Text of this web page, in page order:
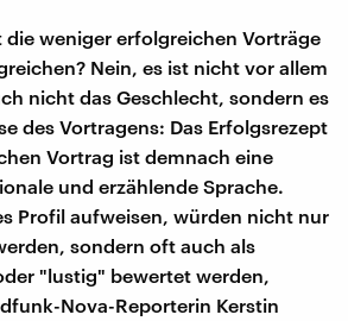
die weniger erfolgreichen Vorträge
Nein, es ist nicht vor allem
nicht das Geschlecht, sondern es
des Vortragens: Das Erfolgsrezept
Vortrag ist demnach eine
und erzählende Sprache.
Profil aufweisen, würden nicht nur
sondern oft auch als
"lustig" bewertet werden,
Nova-Reporterin Kerstin